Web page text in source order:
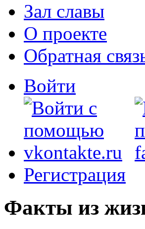
Зал славы
О проекте
Обратная
Войти
Регистрация
Факты из